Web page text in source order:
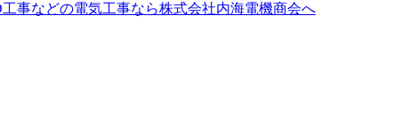
事などの電気工事なら株式会社内海電機商会へ